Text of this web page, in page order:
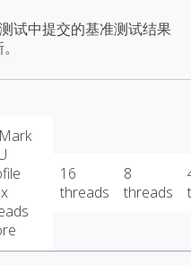
试中提交的基准测试结果
16
threads
8
threads